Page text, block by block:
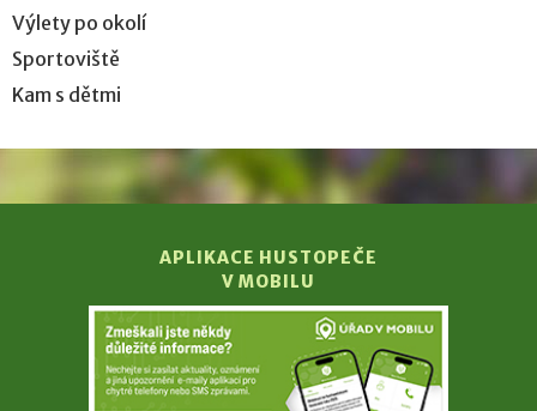
Výlety po okolí
Sportoviště
Kam s dětmi
APLIKACE HUSTOPEČE
V MOBILU